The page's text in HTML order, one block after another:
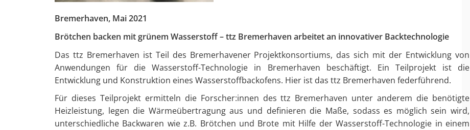
Bremerhaven, Mai 2021
Brötchen backen mit grünem Wasserstoff – ttz Bremerhaven arbeitet an innovativer Backtechnologie
Das ttz Bremerhaven ist Teil des Bremerhavener Projektkonsortiums, das sich mit der Entwicklung von
Anwendungen für die Wasserstoff-Technologie in Bremerhaven beschäftigt. Ein Teilprojekt ist die
Entwicklung und Konstruktion eines Wasserstoffbackofens. Hier ist das ttz Bremerhaven federführend.
Für dieses Teilprojekt ermitteln die Forscher:innen des ttz Bremerhaven unter anderem die benötigte
Heizleistung, legen die Wärmeübertragung aus und definieren die Maße, sodass es möglich sein wird,
unterschiedliche Backwaren wie z.B. Brötchen und Brote mit Hilfe der Wasserstoff-Technologie in einem